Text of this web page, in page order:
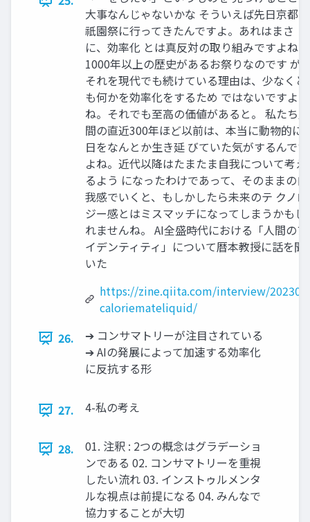
大事なんじゃないかな そういえば先日京都の
祇園祭に行ってきたんですよ。あれはまさ
に、効率化 とは真反対の取り組みですよね。
1000年以上の歴史があるお祭りなのです が
それを現代でも続けている理由は、少なくと
も何かを効率化をするため ではないですよ
ね。それでも至高の価値があると。 私たち人
間の直近300年ほど以前は、本当に動物的に
日をなんとか生き延 びていた気がするんです
よね。近代以降はたまたま自我について考え
るよう になったわけであって、そのままの自
我感でいくと、もしかしたら未来のテ クノロ
ジー感とはミスマッチになってしまうかもし
れませんね。 AI全盛時代における「人間のア
イデンティティ」について暦本教授に話を聞
いた
https://zine.qiita.com/interview/
caloriemateliquid/
26.
➔ コンサマトリーが注目されている
➔ AIの発展によって加速する効率化
に反抗する形
27. 4-私の考え
28.
01. 注釈 : 2つの概念はグラデーショ
ンである 02. コンサマトリーを重視
したい流れ 03. インストゥルメンタ
ルな視点は前提になる 04. みんなで
協力することが大切